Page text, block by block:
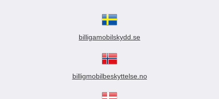
billigamobilskydd.se
billigmobilbeskyttelse.no